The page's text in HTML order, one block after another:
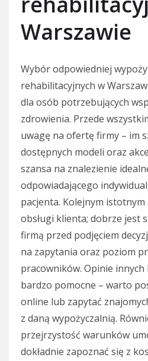
Warszawie
Wybór odpowiedniej
rehabilitacyjnych w
dla osób potrzebujących
zdrowienia. Przede
uwagę na ofertę firmy – im
dostępnych modeli oraz
szansa na znalezienie
odpowiadającego
pacjenta. Kolejnym
obsługi klienta; dobrze jest
firmą przed podjęciem
na zapytania oraz poziom
pracowników. Opinie
bardzo pomocne – warto
online lub zapytać
z daną wypożyczalnią.
przejrzystość warunków
dokładnie zapoznać się z